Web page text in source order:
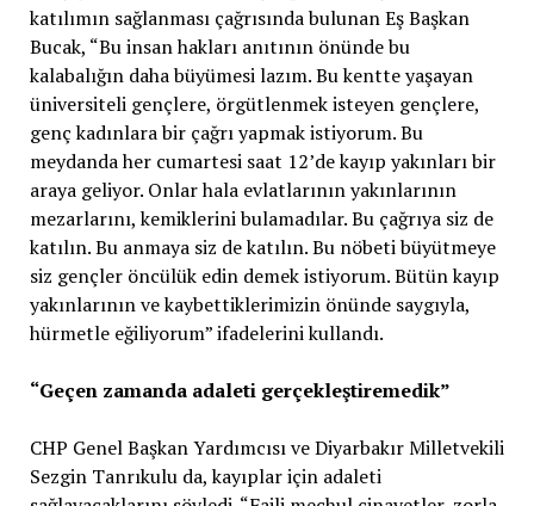
katılımın sağlanması çağrısında bulunan Eş Başkan
Bucak, “Bu insan hakları anıtının önünde bu
kalabalığın daha büyümesi lazım. Bu kentte yaşayan
üniversiteli gençlere, örgütlenmek isteyen gençlere,
genç kadınlara bir çağrı yapmak istiyorum. Bu
meydanda her cumartesi saat 12’de kayıp yakınları bir
araya geliyor. Onlar hala evlatlarının yakınlarının
mezarlarını, kemiklerini bulamadılar. Bu çağrıya siz de
katılın. Bu anmaya siz de katılın. Bu nöbeti büyütmeye
siz gençler öncülük edin demek istiyorum. Bütün kayıp
yakınlarının ve kaybettiklerimizin önünde saygıyla,
hürmetle eğiliyorum” ifadelerini kullandı.
“Geçen zamanda adaleti gerçekleştiremedik”
CHP Genel Başkan Yardımcısı ve Diyarbakır Milletvekili
Sezgin Tanrıkulu da, kayıplar için adaleti